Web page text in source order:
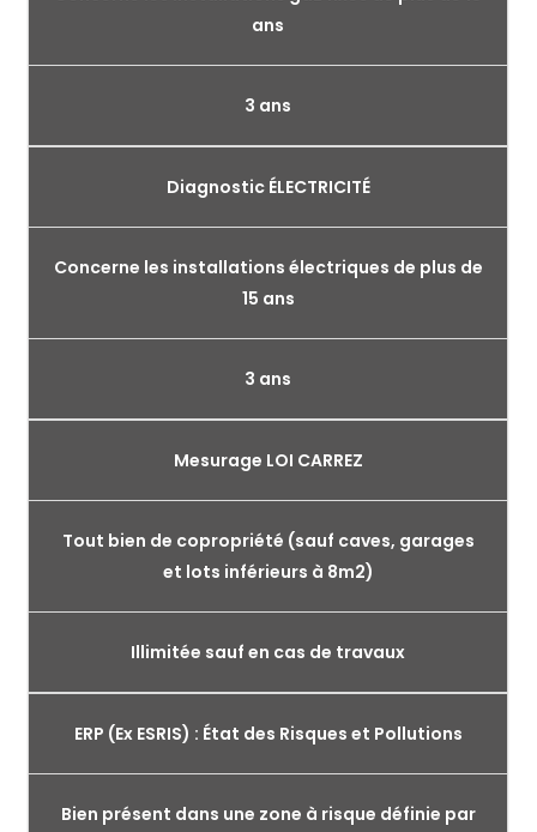
ans
3 ans
Diagnostic ÉLECTRICITÉ
Concerne les installations électriques de plus de
15 ans
3 ans
Mesurage LOI CARREZ
Tout bien de copropriété (sauf caves, garages
et lots inférieurs à 8m2)
Illimitée sauf en cas de travaux
ERP (Ex ESRIS) : État des Risques et Pollutions
Bien présent dans une zone à risque définie par